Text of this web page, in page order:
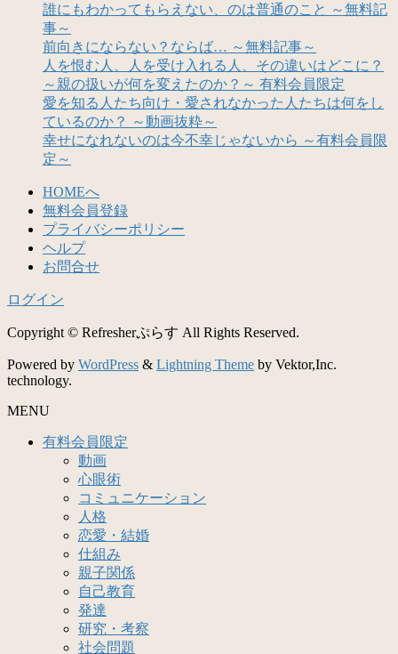
誰にもわかってもらえない、のは普通のこと ～無料記
事～
前向きにならない？ならば… ～無料記事～
人を恨む人、人を受け入れる人、その違いはどこに？
～親の扱いが何を変えたのか？～ 有料会員限定
愛を知る人たち向け・愛されなかった人たちは何をし
ているのか？ ～動画抜粋～
幸せになれないのは今不幸じゃないから ～有料会員限
定～
HOMEへ
無料会員登録
プライバシーポリシー
ヘルプ
お問合せ
ログイン
Copyright © Refresherぷらす All Rights Reserved.
Powered by WordPress & Lightning Theme by Vektor,Inc.
technology.
MENU
有料会員限定
動画
心眼術
コミュニケーション
人格
恋愛・結婚
仕組み
親子関係
自己教育
発達
研究・考察
社会問題